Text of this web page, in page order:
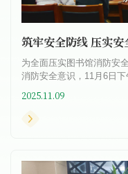
为全面压实图书馆消防安
消防安全意识，11月6日
何...
2025.11.09